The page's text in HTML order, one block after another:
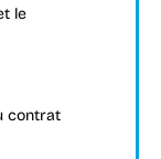
le
contrat